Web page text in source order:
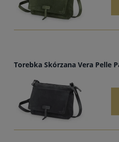
Torebka Skórzana Vera Pelle